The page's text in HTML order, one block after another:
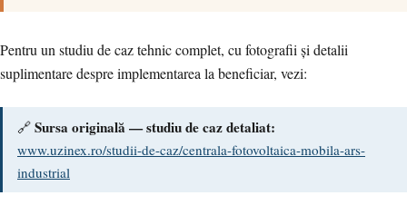
Pentru un studiu de caz tehnic complet, cu fotografii și detalii
suplimentare despre implementarea la beneficiar, vezi:
🔗 Sursa originală — studiu de caz detaliat:
www.uzinex.ro/studii-de-caz/centrala-fotovoltaica-mobila-ars-
industrial